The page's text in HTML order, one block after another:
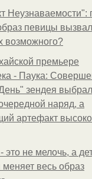
Неузнаваемости":
певицы
возможного?
премьере
- Паука:
зендея
наряд, а
артефакт
это не мелочь, а
меняет весь образ